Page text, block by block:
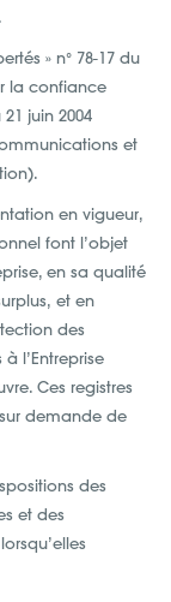
» n° 78-17 du
la confiance
juin 2004
et
en vigueur,
font l’objet
en sa qualité
et en
des
l’Entreprise
Ces registres
demande de
des
et des